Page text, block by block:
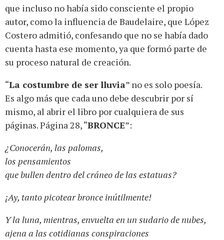
que incluso no había sido consciente el propio
autor, como la influencia de Baudelaire, que López
Costero admitió, confesando que no se había dado
cuenta hasta ese momento, ya que formó parte de
su proceso natural de creación.
“La costumbre de ser lluvia” no es solo poesía.
Es algo más que cada uno debe descubrir por sí
mismo, al abrir el libro por cualquiera de sus
páginas. Página 28, “BRONCE”:
¿Conocerán, las palomas,
los pensamientos
que bullen dentro del cráneo de las estatuas?
¡Ay, tanto picotear bronce inútilmente!
Y la luna, mientras, envuelta en un sudario de nubes,
ajena a las cotidianas conspiraciones